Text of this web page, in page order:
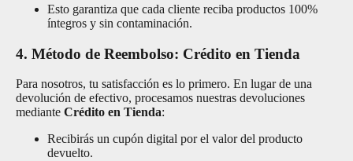
Country
cturing
Liquid
Element
Oberk
Esto garantiza que cada cliente reciba productos 100%
íntegros y sin contaminación.
4. Método de Reembolso: Crédito en Tienda
Para nosotros, tu satisfacción es lo primero. En lugar de una
devolución de efectivo, procesamos nuestras devoluciones
mediante Crédito en Tienda:
Recibirás un cupón digital por el valor del producto
devuelto.